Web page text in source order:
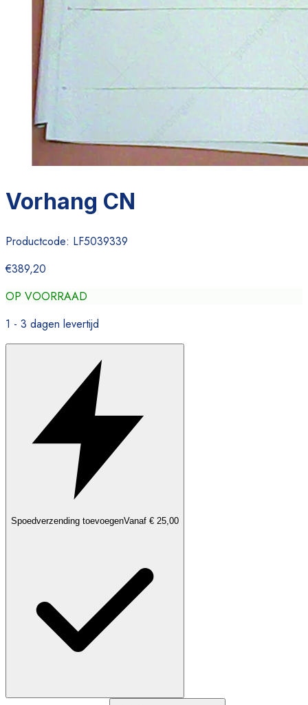
Vorhang CN
Productcode: LF5039339
€389,20
OP VOORRAAD
1 - 3 dagen levertijd
Spoedverzending toevoegenVanaf € 25,00